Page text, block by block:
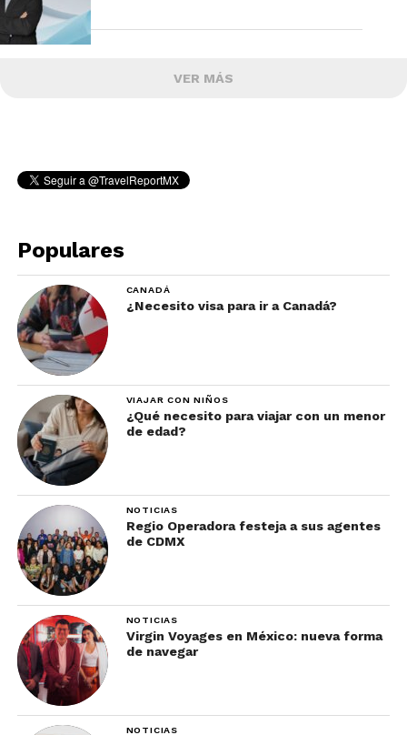
VER MÁS
Populares
CANADÁ
¿Necesito visa para ir a Canadá?
VIAJAR CON NIÑOS
¿Qué necesito para viajar con un menor
de edad?
NOTICIAS
Regio Operadora festeja a sus agentes
de CDMX
NOTICIAS
Virgin Voyages en México: nueva forma
de navegar
NOTICIAS